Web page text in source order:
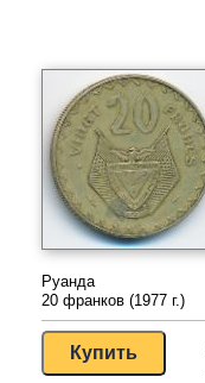
Руанда
20 франков (1977 г.)